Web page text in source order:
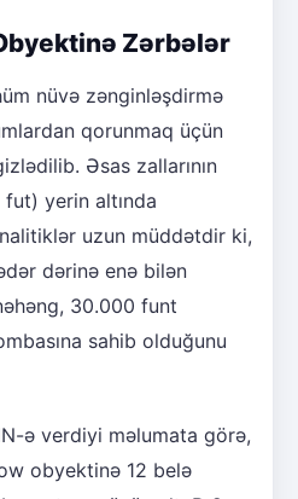
Zərbələr
nüvə zənginləşdirmə
qorunmaq üçün
Əsas zallarının
yerin altında
uzun müddətdir ki,
dərinə enə bilən
30.000 funt
sahib olduğunu
ə verdiyi məlumata görə,
obyektinə 12 belə